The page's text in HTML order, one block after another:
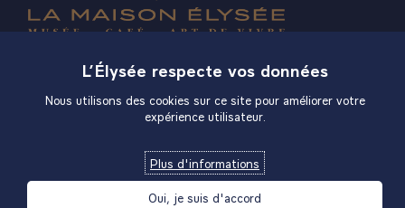
BoutiqueL’Élysée respecte vos données
Nous utilisons des cookies sur ce site pour améliorer votre
expérience utilisateur.
Plus d'informations
Oui, je suis d'accord